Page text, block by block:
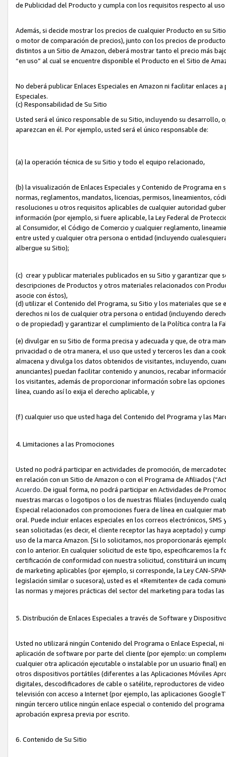
de Publicidad del Producto y cumpla con los requisitos respecto al uso
Además, si decide mostrar los precios de cualquier Producto en su
o motor de comparación de precios), junto con los precios de
distintos a un Sitio de Amazon, deberá mostrar tanto el precio más
“en uso” al cual se encuentre disponible el Producto en el Sitio de
No deberá publicar Enlaces Especiales en Amazon ni facilitar enlaces
Especiales.
(c) Responsabilidad de Su Sitio
Usted será el único responsable de su Sitio, incluyendo su
aparezcan en él. Por ejemplo, usted será el único responsable de:
(a) la operación técnica de su Sitio y todo el equipo relacionado,
(b) la visualización de Enlaces Especiales y Contenido de Programa
normas, reglamentos, mandatos, licencias, permisos, lineamientos,
resoluciones u otros requisitos aplicables de cualquier autoridad
información (por ejemplo, si fuere aplicable, la Ley Federal de
al Consumidor, el Código de Comercio y cualquier reglamento,
entre usted y cualquier otra persona o entidad (incluyendo
albergue su Sitio);
(c) crear y publicar materiales publicados en su Sitio y garantizar que
descripciones de Productos y otros materiales relacionados con
asocie con éstos),
(d) utilizar el Contenido del Programa, su Sitio y los materiales que se
derechos ni los de cualquier otra persona o entidad (incluyendo
o de propiedad) y garantizar el cumplimiento de la Política contra la
(e) divulgar en su Sitio de forma precisa y adecuada y que, de otra
privacidad o de otra manera, el uso que usted y terceros les dan a
almacena y divulga los datos obtenidos de visitantes, incluyendo,
anunciantes) puedan facilitar contenido y anuncios, recabar
los visitantes, además de proporcionar información sobre las
línea, cuando así lo exija el derecho aplicable, y
(f) cualquier uso que usted haga del Contenido del Programa y las
4. Limitaciones a las Promociones
Usted no podrá participar en actividades de promoción, de
en relación con un Sitio de Amazon o con el Programa de Afiliados
Acuerdo. De igual forma, no podrá participar en Actividades de
nuestras marcas o logotipos o los de nuestras filiales (incluyendo
Especial relacionados con promociones fuera de línea en cualquier
oral. Puede incluir enlaces especiales en los correos electrónicos,
sean solicitadas (es decir, el cliente receptor las haya aceptado) y
uso de la marca Amazon. [Si lo solicitamos, nos proporcionarás
con lo anterior. En cualquier solicitud de este tipo, especificaremos
certificación de conformidad con nuestra solicitud, constituirá un
de marketing aplicables (por ejemplo, si corresponde, la Ley CAN-
legislación similar o sucesora), usted es el «Remitente» de cada
las normas y mejores prácticas del sector del marketing para todas
5. Distribución de Enlaces Especiales a través de Software y
Usted no utilizará ningún Contenido del Programa o Enlace Especial,
aplicación de software por parte del cliente (por ejemplo: un
cualquier otra aplicación ejecutable o instalable por un usuario final)
otros dispositivos portátiles (diferentes a las Aplicaciones Móviles
digitales, descodificadores de cable o satélite, reproductores de
televisión con acceso a Internet (por ejemplo, las aplicaciones
ningún tercero utilice ningún enlace especial o contenido del
aprobación expresa previa por escrito.
6. Contenido de Su Sitio